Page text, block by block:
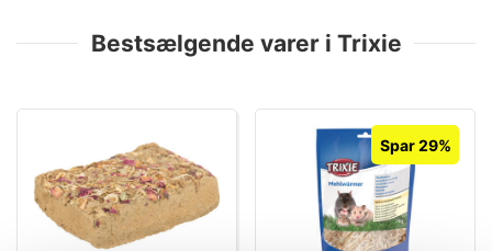
Bestsælgende varer i Trixie
Spar 29%